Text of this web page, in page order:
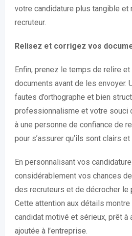
votre candidature plus tangible et
recruteur.
Relisez et corrigez vos
Enfin, prenez le temps de relire
documents avant de les envoyer.
fautes d’orthographe et bien
professionnalisme et votre souci
à une personne de confiance de
pour s’assurer qu’ils sont clairs
En personnalisant vos
considérablement vos chances
des recruteurs et de décrocher le
Cette attention aux détails
candidat motivé et sérieux, prêt à
ajoutée à l’entreprise.